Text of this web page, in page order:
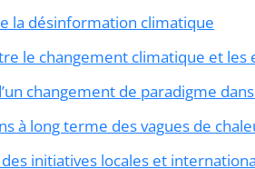
la désinformation climatique
le changement climatique et les
changement de paradigme
à long terme des vagues de
initiatives locales et